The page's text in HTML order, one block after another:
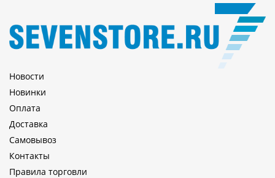
Новости
Новинки
Оплата
Доставка
Самовывоз
Контакты
Правила торговли